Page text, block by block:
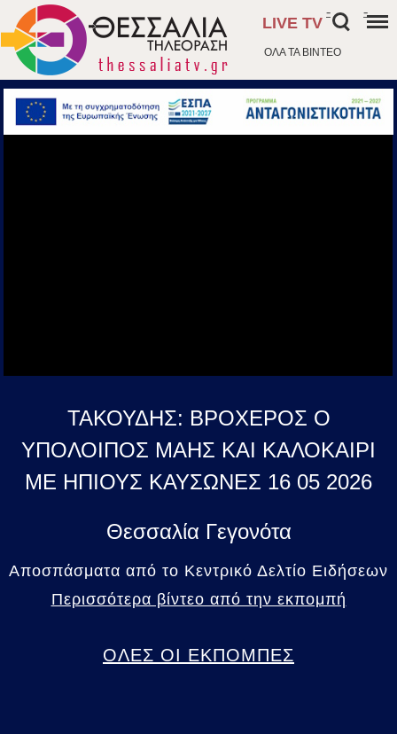
ΟΛΑ ΤΑ ΒΙΝΤΕΟ
LIVE TV
- -
ΤΑΚΟΥΔΗΣ: ΒΡΟΧΕΡΟΣ Ο
ΥΠΟΛΟΙΠΟΣ ΜΑΗΣ ΚΑΙ ΚΑΛΟΚΑΙΡΙ
ΜΕ ΗΠΙΟΥΣ ΚΑΥΣΩΝΕΣ 16 05 2026
Θεσσαλία Γεγονότα
Αποσπάσματα από το Κεντρικό Δελτίο Ειδήσεων
Περισσότερα βίντεο από την εκπομπή
ΟΛΕΣ ΟΙ ΕΚΠΟΜΠΕΣ